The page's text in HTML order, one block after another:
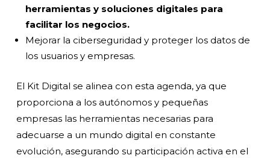
herramientas y soluciones digitales para
facilitar los negocios.
Mejorar la ciberseguridad y proteger los datos de
los usuarios y empresas.
El Kit Digital se alinea con esta agenda, ya que
proporciona a los autónomos y pequeñas
empresas las herramientas necesarias para
adecuarse a un mundo digital en constante
evolución, asegurando su participación activa en el